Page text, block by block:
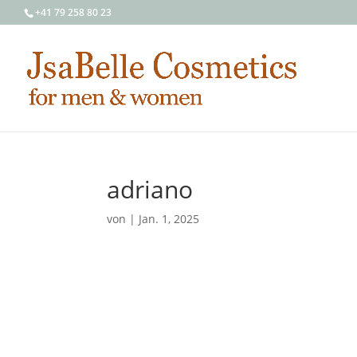
+41 79 258 80 23
adriano
von | Jan. 1, 2025